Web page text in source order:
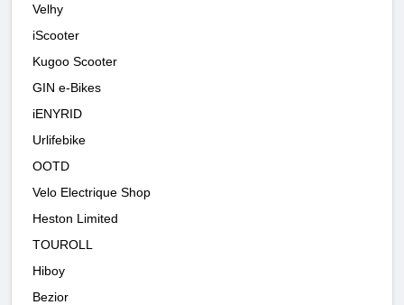
Velhy
iScooter
Kugoo Scooter
GIN e-Bikes
iENYRID
Urlifebike
OOTD
Velo Electrique Shop
Heston Limited
TOUROLL
Hiboy
Bezior